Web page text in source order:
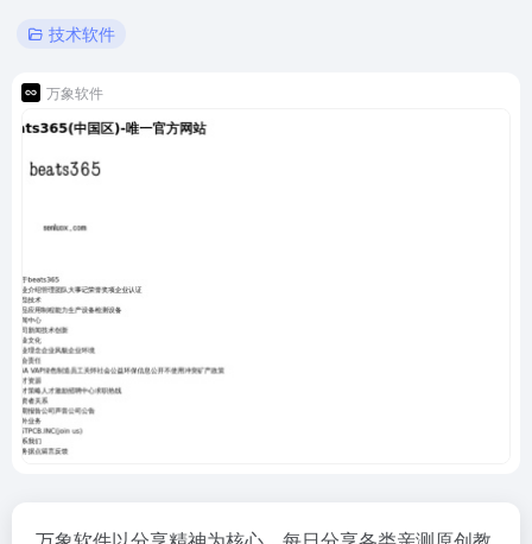
技术软件
万象软件